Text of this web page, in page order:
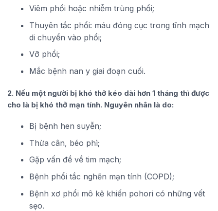
Viêm phổi hoặc nhiễm trùng phổi;
Thuyên tắc phổi: máu đóng cục trong tĩnh mạch
di chuyển vào phổi;
Vỡ phổi;
Mắc bệnh nan y giai đoạn cuối.
2. Nếu một người bị khó thở kéo dài hơn 1 tháng thì được
cho là bị khó thở mạn tính. Nguyên nhân là do:
Bị bệnh hen suyễn;
Thừa cân, béo phì;
Gặp vấn đề về tim mạch;
Bệnh phổi tắc nghẽn mạn tính (COPD);
Bệnh xơ phổi mô kẽ khiến pohori có những vết
sẹo.